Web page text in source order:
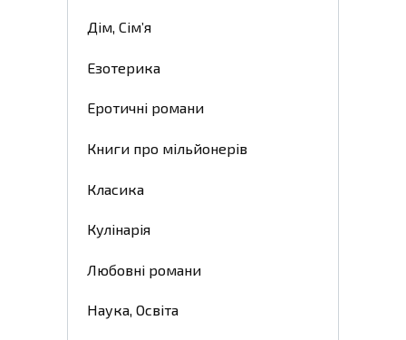
Дім, Сім’я
Езотерика
Еротичні романи
Книги про мільйонерів
Класика
Кулінарія
Любовні романи
Наука, Освіта